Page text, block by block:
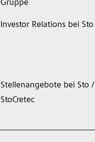
Gruppe
Investor Relations bei Sto
Stellenangebote bei Sto /
StoCretec